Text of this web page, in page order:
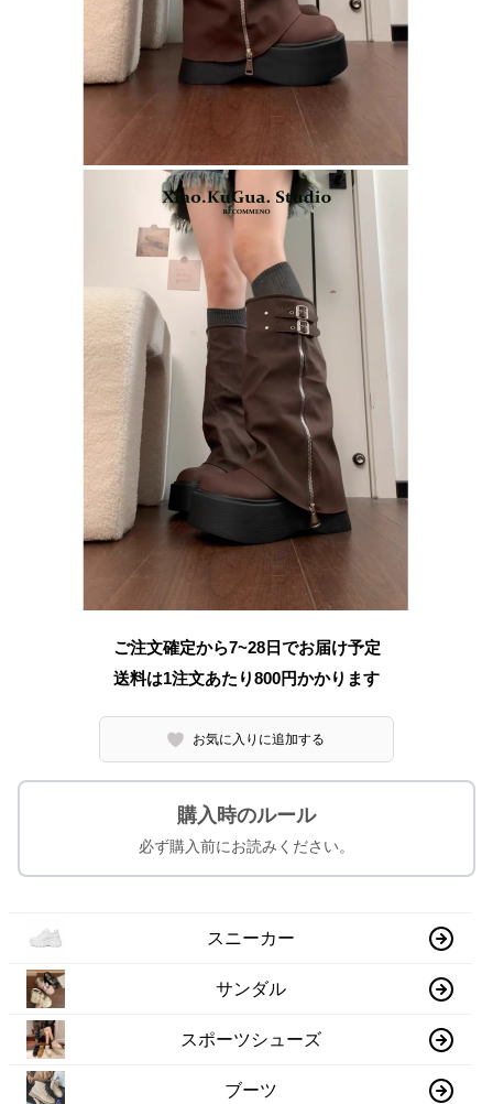
ご注文確定から7~28日でお届け予定
送料は1注文あたり800円かかります
お気に入りに追加する
購入時のルール
必ず購入前にお読みください。
スニーカー
サンダル
スポーツシューズ
ブーツ